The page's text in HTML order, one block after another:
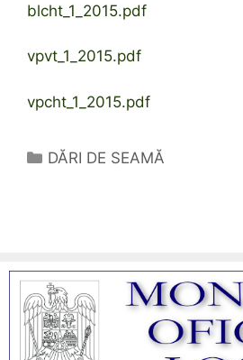
blcht_1_2015.pdf
vpvt_1_2015.pdf
vpcht_1_2015.pdf
Categorii
DĂRI DE SEAMĂ